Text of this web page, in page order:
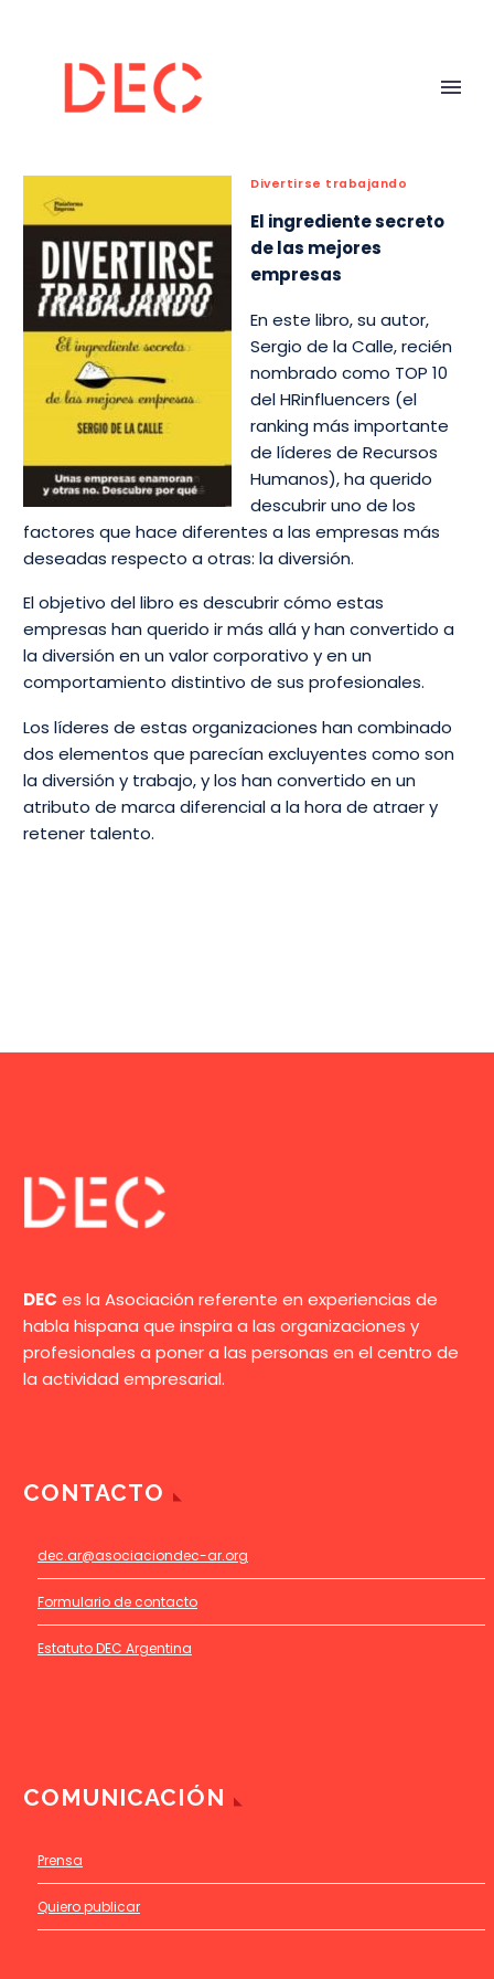
Divertirse trabajando
El ingrediente secreto
de las mejores
empresas
En este libro, su autor,
Sergio de la Calle, recién
nombrado como TOP 10
del HRinfluencers (el
ranking más importante
de líderes de Recursos
Humanos), ha querido
descubrir uno de los
factores que hace diferentes a las empresas más
deseadas respecto a otras: la diversión.
El objetivo del libro es descubrir cómo estas
empresas han querido ir más allá y han convertido a
la diversión en un valor corporativo y en un
comportamiento distintivo de sus profesionales.
Los líderes de estas organizaciones han combinado
dos elementos que parecían excluyentes como son
la diversión y trabajo, y los han convertido en un
atributo de marca diferencial a la hora de atraer y
retener talento.
DEC es la Asociación referente en experiencias de
habla hispana que inspira a las organizaciones y
profesionales a poner a las personas en el centro de
la actividad empresarial.
CONTACTO
dec.ar@asociaciondec-ar.org
Formulario de contacto
Estatuto DEC Argentina
COMUNICACIÓN
Prensa
Quiero publicar